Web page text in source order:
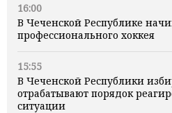
16:00
В Чеченской Республике
профессионального хоккея
15:55
В Чеченской Республики
отрабатывают порядок
ситуации